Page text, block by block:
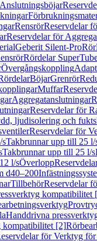
Anslutningsböjar
RensrörReservdelar
Reservdelar för
Geberit Silent-ProRör
Rördelar
Övergångskoppling
BöjarGrenrör
Muffar
Aggregatanslutningar
Reservdelar för
ljudisolering och
Reservdelar för
sTakbrunnar upp till 25 l/
Takbrunnar upp till 25 l/s
l/sÖverlopp
d40–200
TillbehörReservdelar
kompatibilitet
Handdrivna
kompatibilitet [2]
för Verktyg